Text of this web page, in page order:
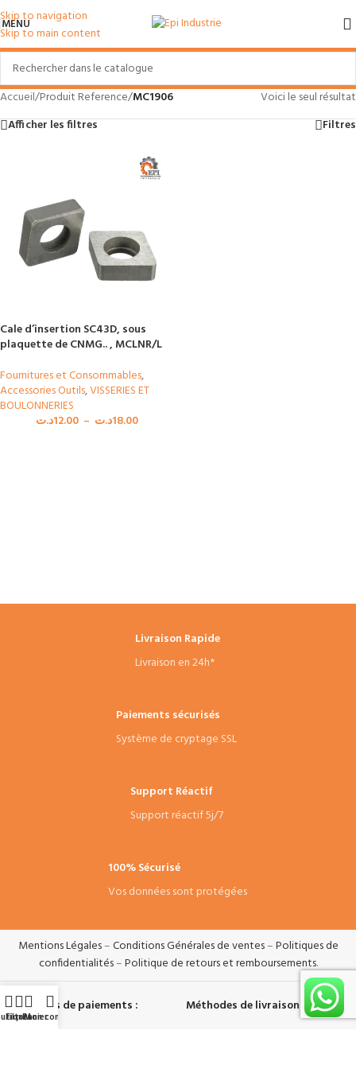
Skip to navigation
Skip to main content
MENU
Accueil/Produit Reference/MC1906
Voici le seul résultat
Afficher les filtres
Filtres
Cale d’insertion SC43D, sous
plaquette de CNMG.. , MCLNR/L
Fournitures et Consommables,
Accessories Outils,VISSERIES ET
BOULONNERIES
12.00د.ت – 18.00د.ت
Livraison Rapide
Livraison en 24h*
Paiements sécurisés
Système de cryptage SSL
Support Réactif
Support réactif 5j/7
100% Sécurisé
Vos données sont protégées
Mentions Légales–Conditions Générales de ventes–Politiques de
confidentialités–Politique de retours et remboursements.
Systèmes de paiements : Méthodes de livraisons :
FiltresPanier
Mon compte